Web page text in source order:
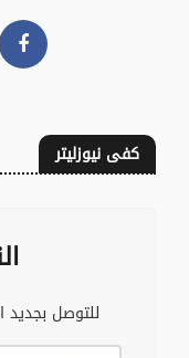
كفى نيوزليتر
للتوصل